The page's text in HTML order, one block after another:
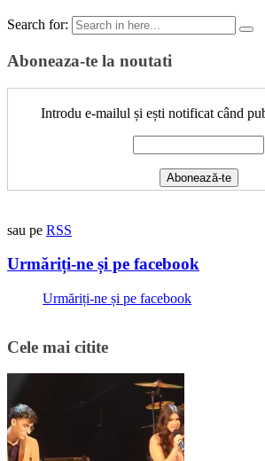
Search for:
Aboneaza-te la noutati
Introdu e-mailul și ești notificat când
sau pe RSS
Urmăriți-ne și pe facebook
Urmăriți-ne și pe facebook
Cele mai citite